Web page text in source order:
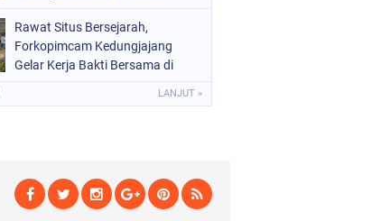
Rawat Situs Bersejarah,
Forkopimcam Kedungjajang
Gelar Kerja Bakti Bersama di
LANJUT »